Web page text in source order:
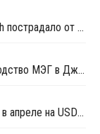
Производство МЭГ саудовской Petro Rabigh пострадало от технической поломки
JUPC планирует закрыть на ремонт производство МЭГ в Джубайле на ремонт
МEGlobal повысила цены МЭГ для поставок в апреле на USD100 за тонну